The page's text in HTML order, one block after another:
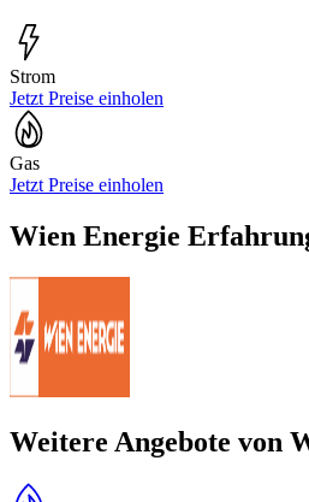
Strom
Jetzt Preise einholen
Gas
Jetzt Preise einholen
Wien Energie
Weitere Angebote von